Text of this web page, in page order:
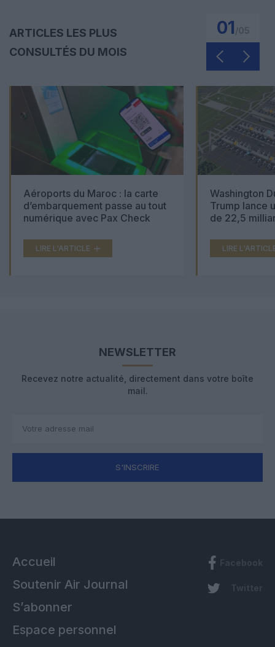
ARTICLES LES PLUS
CONSULTÉS DU MOIS
01
Aéroports du Maroc : la carte
d’embarquement passe au tout
numérique avec Pax Check
LIRE L'ARTICLE
Washington
Trump lance
de 22,5
LIRE
NEWSLETTER
Recevez notre actualité, directement dans votre boîte
mail.
S'INSCRIRE
Accueil
Soutenir Air Journal
S’abonner
Espace personnel